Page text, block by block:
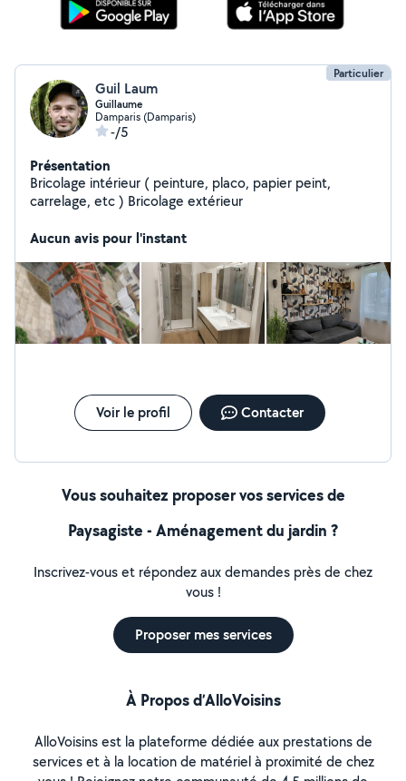
Particulier
Guil Laum
Guillaume
Damparis (Damparis)
-/5
Présentation
Bricolage intérieur ( peinture, placo, papier peint,
carrelage, etc ) Bricolage extérieur
Aucun avis pour l'instant
Voir le profil Contacter
Vous souhaitez proposer vos services de
Paysagiste - Aménagement du jardin ?
Inscrivez-vous et répondez aux demandes près de chez
vous !
Proposer mes services
À Propos d’AlloVoisins
AlloVoisins est la plateforme dédiée aux prestations de
services et à la location de matériel à proximité de chez